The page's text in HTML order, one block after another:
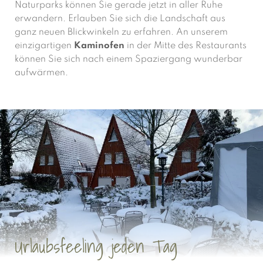
Naturparks können Sie gerade jetzt in aller Ruhe
erwandern. Erlauben Sie sich die Landschaft aus
ganz neuen Blickwinkeln zu erfahren. An unserem
einzigartigen Kaminofen in der Mitte des Restaurants
können Sie sich nach einem Spaziergang wunderbar
aufwärmen.
Urlaubsfeeling jeden Tag